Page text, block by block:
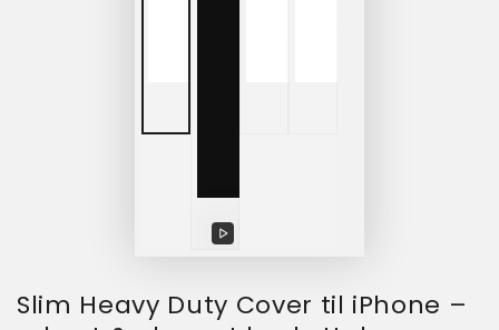
Afspil
Slim Heavy Duty Cover til iPhone –